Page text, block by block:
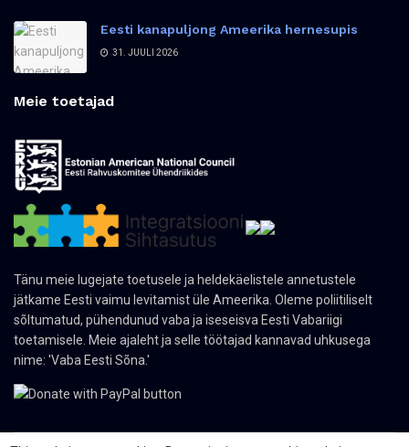
Eesti kanapuljong Ameerika hernesupis
31. JUULI 2026
Meie toetajad
Tänu meie lugejate toetusele ja heldekäelistele annetustele
jätkame Eesti vaimu levitamist üle Ameerika. Oleme poliitiliselt
sõltumatud, pühendunud vaba ja iseseisva Eesti Vabariigi
toetamisele. Meie ajaleht ja selle töötajad kannavad uhkusega
nime: 'Vaba Eesti Sõna.'